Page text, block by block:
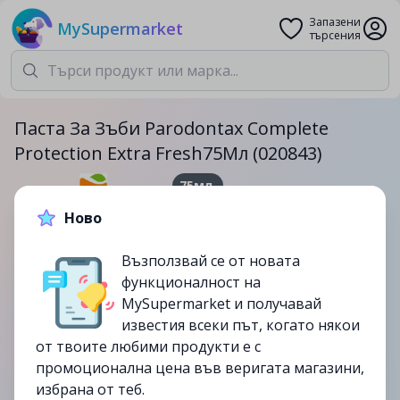
MySupermarket
Запазени
търсения
Паста За Зъби Parodontax Complete
Protection Extra Fresh75Мл (020843)
75мл.
10.99лв.14.59лв.
-25%
12/10
Ново
Възползвай се от новата
функционалност на
MySupermarket и получавай
известия всеки път, когато някои
от твоите любими продукти е с
промоционална цена във веригата магазини,
избрана от теб.